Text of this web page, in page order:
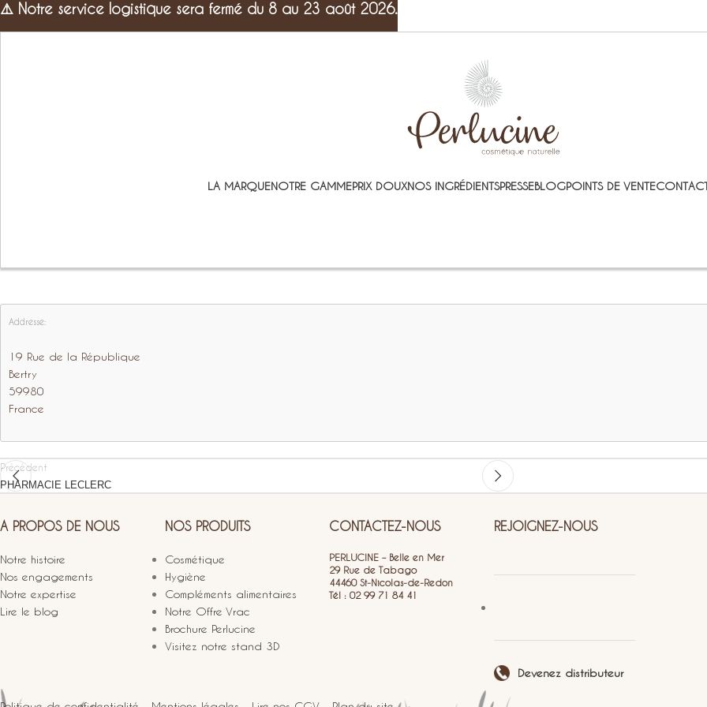
LA MARQUENOTRE GAMMEPRIX DOUXNOS INGRÉDIENTSPRESSEBLOGPOINTS DE VENTE
Addresse:
19 Rue de la République
Bertry
59980
France
Précédent
PHARMACIE LECLERC
A PROPOS DE NOUS
Notre histoire
Nos engagements
Notre expertise
Lire le blog
NOS PRODUITS
Cosmétique
Hygiène
Compléments alimentaires
Notre Offre Vrac
Brochure Perlucine
Visitez notre stand 3D
CONTACTEZ-NOUS
PERLUCINE – Belle en Mer
29 Rue de Tabago
44460 St-Nicolas-de-Redon
Tél : 02 99 71 84 41
REJOIGNEZ-NOUS
Devenez distributeur
⚠️ Notre service logistique sera fermé du 8 au 23 août 2026.